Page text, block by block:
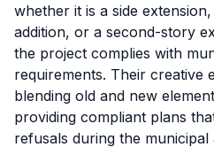
whether it is a side
addition, or a second-story
the project complies with
requirements. Their creative
blending old and new
providing compliant plans
refusals during the